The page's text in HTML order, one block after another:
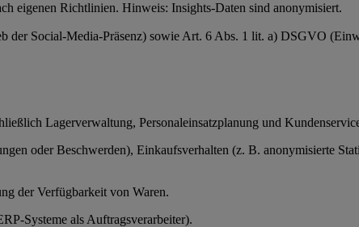
eigenen Richtlinien. Hinweis: Insights-Daten sind anonymisiert.
der Social-Media-Präsenz) sowie Art. 6 Abs. 1 lit. a) DSGVO
Lagerverwaltung, Personaleinsatzplanung und
oder Beschwerden), Einkaufsverhalten (z. B. anonymisierte
der Verfügbarkeit von Waren.
Systeme als Auftragsverarbeiter).